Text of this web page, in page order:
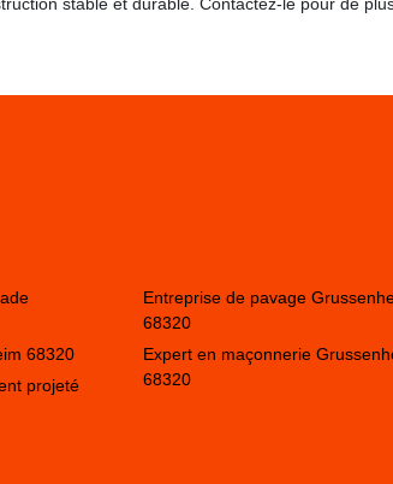
68320
projeté
Entreprise de pavage
68320
Expert en maçonnerie
68320